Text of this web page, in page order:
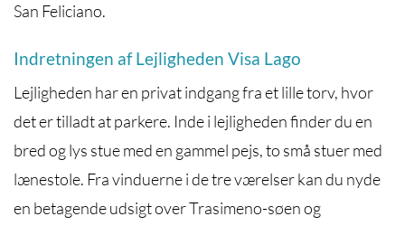
San Feliciano.
Indretningen af Lejligheden Visa Lago
Lejligheden har en privat indgang fra et lille torv, hvor
det er tilladt at parkere. Inde i lejligheden finder du en
bred og lys stue med en gammel pejs, to små stuer med
lænestole. Fra vinduerne i de tre værelser kan du nyde
en betagende udsigt over Trasimeno-søen og